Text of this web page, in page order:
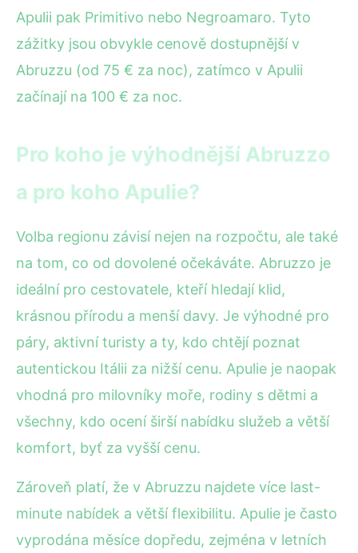
Apulii pak Primitivo nebo Negroamaro. Tyto
zážitky jsou obvykle cenově dostupnější v
Abruzzu (od 75 € za noc), zatímco v Apulii
začínají na 100 € za noc.
Pro koho je výhodnější Abruzzo
a pro koho Apulie?
Volba regionu závisí nejen na rozpočtu, ale také
na tom, co od dovolené očekáváte. Abruzzo je
ideální pro cestovatele, kteří hledají klid,
krásnou přírodu a menší davy. Je výhodné pro
páry, aktivní turisty a ty, kdo chtějí poznat
autentickou Itálii za nižší cenu. Apulie je naopak
vhodná pro milovníky moře, rodiny s dětmi a
všechny, kdo ocení širší nabídku služeb a větší
komfort, byť za vyšší cenu.
Zároveň platí, že v Abruzzu najdete více last-
minute nabídek a větší flexibilitu. Apulie je často
vyprodána měsíce dopředu, zejména v letních